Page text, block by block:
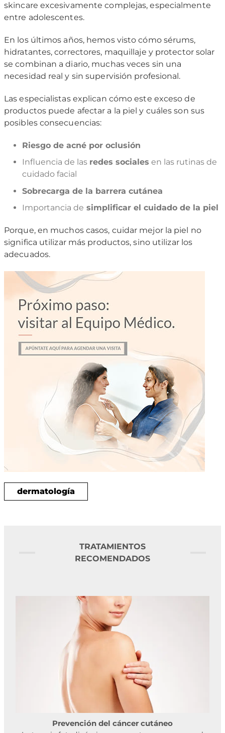
skincare excesivamente complejas, especialmente
entre adolescentes.
En los últimos años, hemos visto cómo sérums,
hidratantes, correctores, maquillaje y protector solar
se combinan a diario, muchas veces sin una
necesidad real y sin supervisión profesional.
Las especialistas explican cómo este exceso de
productos puede afectar a la piel y cuáles son sus
posibles consecuencias:
Riesgo de acné por oclusión
Influencia de las redes sociales en las rutinas de
cuidado facial
Sobrecarga de la barrera cutánea
Importancia de simplificar el cuidado de la piel
Porque, en muchos casos, cuidar mejor la piel no
significa utilizar más productos, sino utilizar los
adecuados.
dermatología
TRATAMIENTOS
RECOMENDADOS
Prevención del cáncer cutáneo